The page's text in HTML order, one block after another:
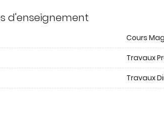
d'enseignement
Cours
Travaux
Travaux